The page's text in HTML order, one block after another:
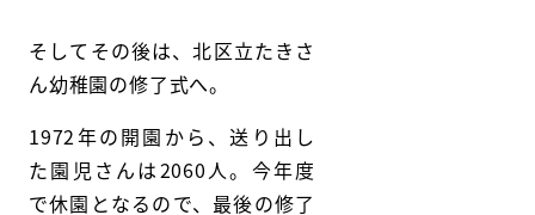
そしてその後は、北区立たきさ
ん幼稚園の修了式へ。
1972年の開園から、送り出し
た園児さんは2060人。今年度
で休園となるので、最後の修了